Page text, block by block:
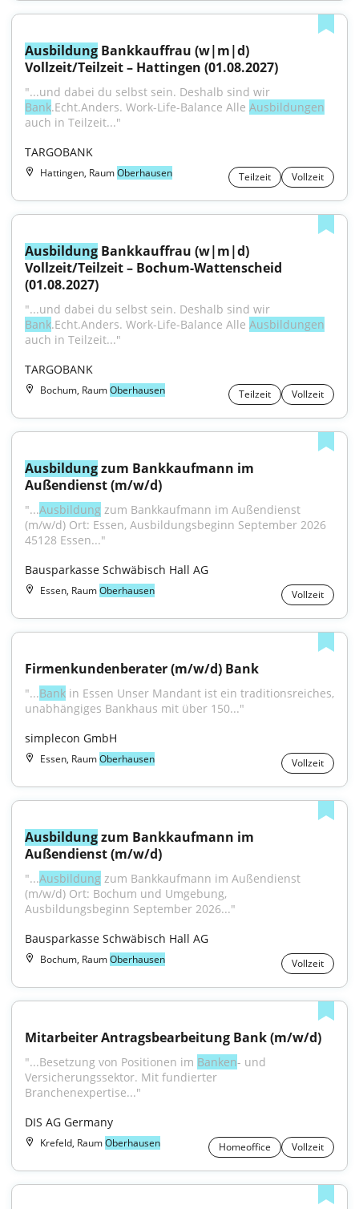
Ausbildung Bankkauffrau (w|m|d)
Vollzeit/Teilzeit – Hattingen (01.08.2027)
Bank.Echt.Anders. Work-Life-Balance Alle Ausbildungen
auch in Teilzeit..."
TARGOBANK
Hattingen, RaumOberhausen Teilzeit Vollzeit
Ausbildung Bankkauffrau (w|m|d)
Vollzeit/Teilzeit – Bochum-Wattenscheid
(01.08.2027)
Bank.Echt.Anders. Work-Life-Balance Alle Ausbildungen
auch in Teilzeit..."
TARGOBANK
Bochum, RaumOberhausen Teilzeit Vollzeit
Ausbildung zum Bankkaufmann im
Außendienst (m/w/d)
"...Ausbildung zum Bankkaufmann im Außendienst
(m/w/d) Ort: Essen, Ausbildungsbeginn September 2026
45128 Essen..."
Bausparkasse Schwäbisch Hall AG
Essen, RaumOberhausen Vollzeit
Firmenkundenberater (m/w/d) Bank
"...Bank in Essen Unser Mandant ist ein traditionsreiches,
unabhängiges Bankhaus mit über 150..."
simplecon GmbH
Essen, RaumOberhausen Vollzeit
Ausbildung zum Bankkaufmann im
Außendienst (m/w/d)
"...Ausbildung zum Bankkaufmann im Außendienst
(m/w/d) Ort: Bochum und Umgebung,
Ausbildungsbeginn September 2026..."
Bausparkasse Schwäbisch Hall AG
Bochum, RaumOberhausen Vollzeit
Mitarbeiter Antragsbearbeitung Bank (m/w/d)
"...Besetzung von Positionen im Banken- und
Versicherungssektor. Mit fundierter
Branchenexpertise..."
DIS AG Germany
Krefeld, RaumOberhausen Homeoffice Vollzeit